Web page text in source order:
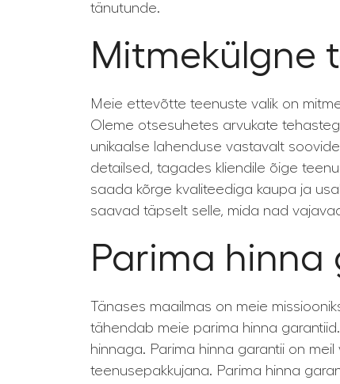
tänutunde.
Mitmekülgne
Meie ettevõtte teenuste valik on
Oleme otsesuhetes arvukate
unikaalse lahenduse vastavalt
detailsed, tagades kliendile õige
saada kõrge kvaliteediga kaupa ja
saavad täpselt selle, mida nad
Parima hinna
Tänases maailmas on meie
tähendab meie parima hinna
hinnaga. Parima hinna garantii on
teenusepakkujana. Parima hinna